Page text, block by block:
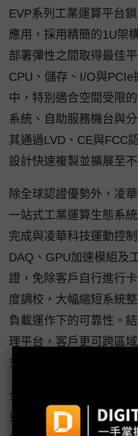
EVP系列工業運算平台
應用，採用精簡的1U架
部署彈性之間取得最佳
CPU、儲存、I/O與PCIe
中，特別適合空間受限
系統、自助服務機台與
其通過LVD、CE與FCC
設計快速複製並擴展至
除全球認證優勢外，凌
一站式工業運算生態系
完成與凌華科技運動控
DAQ、GPU加速模組及
證，免除客戶自行進行
度調校，大幅縮短系統
負載運作下的可靠性。
理平台，客戶更可跨區
式設備，全面提升營運效
全新IAP與EVP工業電腦
並提供Barebone與預先